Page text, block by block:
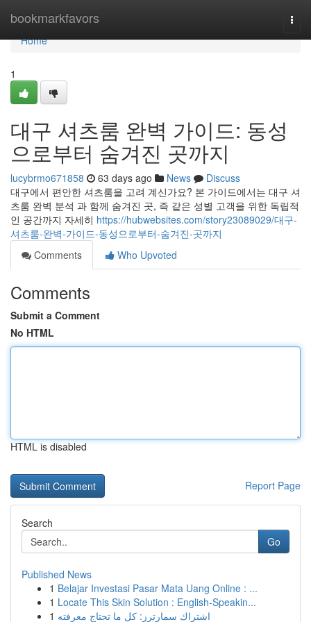
bookmarkfavors
Home
Home
1
대구 셔츠룸 완벽 가이드: 동성
으로부터 숨겨진 곳까지
lucybrmo671858 63 days ago News
Discuss
대구에서 편안한 셔츠룸을 고려 계신가요? 본 가이드에서는 대구 셔
츠룸 완벽 분석 과 함께 숨겨진 곳, 즉 같은 성별 고객을 위한 독립적
인 공간까지 자세히 https://hubwebsites.com/story23089029/대구-
셔츠룸-완벽-가이드-동성으로부터-숨겨진-곳까지
Comments
Who Upvoted
Comments
Submit a Comment
No HTML
HTML is disabled
Report Page
Search
Go
Published News
1 Belajar Investasi Pasar Mata Uang Online : ...
1 Locate This Skin Solution : English-Speakin...
1 اشتراك سمارترز: كل ما تحتاج معرفته